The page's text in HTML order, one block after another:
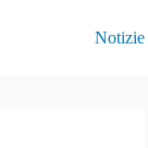
Notizie